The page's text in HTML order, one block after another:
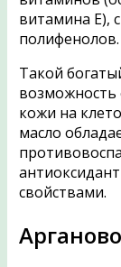
витамина Е),
полифенолов.
Такой
возможность
кожи на
масло
свойствами.